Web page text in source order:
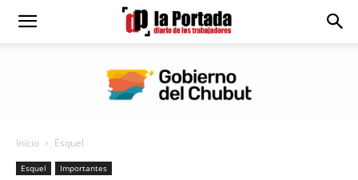
Diario
Portada
Inicio Esquel
Esquel Importantes